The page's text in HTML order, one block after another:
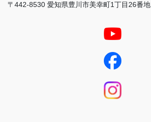
〒442-8530 愛知県豊川市美幸町1丁目26番地